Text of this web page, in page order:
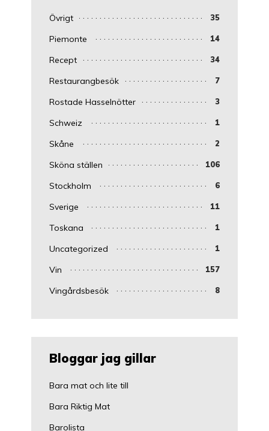
Övrigt 35
Piemonte 14
Recept 34
Restaurangbesök 7
Rostade Hasselnötter 3
Schweiz 1
Skåne 2
Sköna ställen 106
Stockholm 6
Sverige 11
Toskana 1
Uncategorized 1
Vin 157
Vingårdsbesök 8
Bloggar jag gillar
Bara mat och lite till
Bara Riktig Mat
Barolista